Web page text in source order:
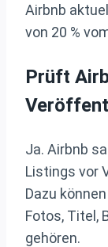
Airbnb
von 20 %
Prüft
Ja. Airbnb
Listings vor
Dazu
Fotos, Titel,
gehören.